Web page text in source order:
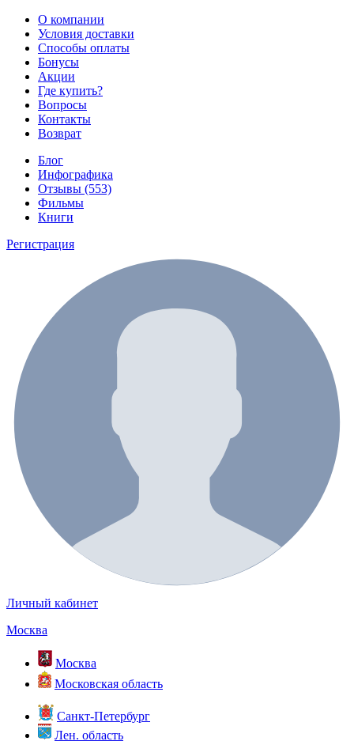
О компании
Условия доставки
Способы оплаты
Бонусы
Акции
Где купить?
Вопросы
Контакты
Возврат
Блог
Инфографика
Отзывы (553)
Фильмы
Книги
Регистрация
Личный кабинет
Москва
Москва
Московская область
Санкт-Петербург
Лен. область